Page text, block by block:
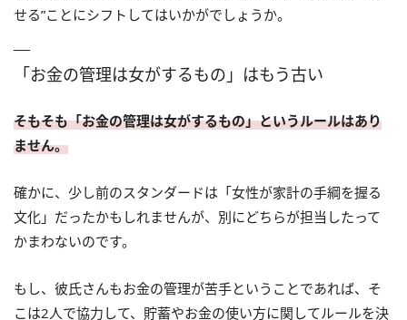
せる”ことにシフトしてはいかがでしょうか。
「お金の管理は女がするもの」はもう古い
そもそも「お金の管理は女がするもの」というルールはあり
ません。
確かに、少し前のスタンダードは「女性が家計の手綱を握る
文化」だったかもしれませんが、別にどちらが担当したって
かまわないのです。
もし、彼氏さんもお金の管理が苦手ということであれば、そ
こは2人で協力して、貯蓄やお金の使い方に関してルールを決